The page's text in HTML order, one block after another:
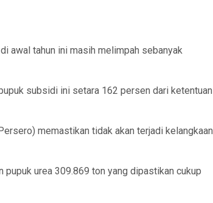
awal tahun ini masih melimpah sebanyak
subsidi ini setara 162 persen dari ketentuan
memastikan tidak akan terjadi kelangkaan
urea 309.869 ton yang dipastikan cukup